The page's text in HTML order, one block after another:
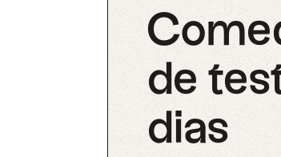
de
dias